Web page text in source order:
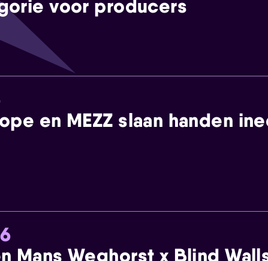
voor producers
en MEZZ slaan handen
Mans Weghorst x Blind